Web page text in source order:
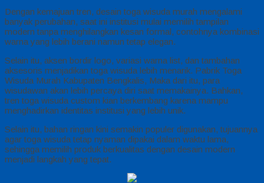
Dengan kemajuan tren, desain toga wisuda murah mengalami
banyak perubahan, saat ini institusi mulai memilih tampilan
modern tanpa menghilangkan kesan formal, contohnya kombinasi
warna yang lebih berani namun tetap elegan.
Selain itu, aksen bordir logo, variasi warna list, dan tambahan
aksesoris menjadikan toga wisuda lebih menarik. Pabrik Toga
Wisuda Murah Kabupaten Bengkalis, Maka dari itu, para
wisudawan akan lebih percaya diri saat memakainya. Bahkan,
tren toga wisuda custom kian berkembang karena mampu
menghadirkan identitas institusi yang lebih unik.
Selain itu, bahan ringan kini semakin populer digunakan, tujuannya
agar toga wisuda tetap nyaman dipakai dalam waktu lama,
sehingga memilih produk berkualitas dengan desain modern
menjadi langkah yang tepat.